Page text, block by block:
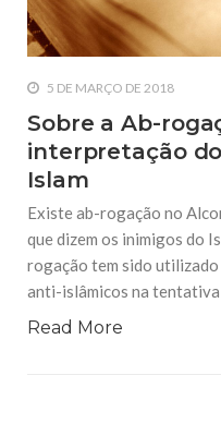
5 DE MARÇO DE 2018
Sobre a Ab-
interpretação
Islam
Existe ab-rogação no
que dizem os inimigos do
rogação tem sido
anti-islâmicos na
Read More